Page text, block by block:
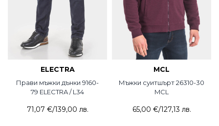
ELECTRA
Прави мъжки дънки 9160-
79 ELECTRA / L34
71,07 €/139,00 лв.
MCL
Мъжки суитшърт 26310-30
MCL
65,00 €/127,13 лв.